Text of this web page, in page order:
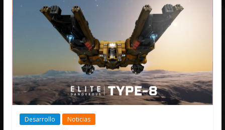
Desarrollo Noticias